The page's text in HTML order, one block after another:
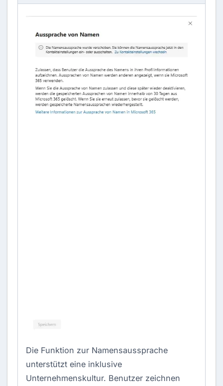
Die Funktion zur Namensaussprache
unterstützt eine inklusive
Unternehmenskultur. Benutzer zeichnen